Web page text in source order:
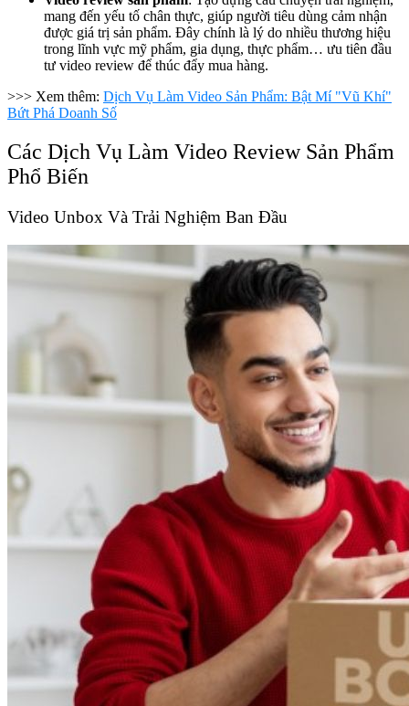
mang đến yếu tố chân thực, giúp người tiêu dùng cảm nhận
được giá trị sản phẩm. Đây chính là lý do nhiều thương hiệu
trong lĩnh vực mỹ phẩm, gia dụng, thực phẩm… ưu tiên đầu
tư video review để thúc đẩy mua hàng.
>>> Xem thêm: Dịch Vụ Làm Video Sản Phẩm: Bật Mí "Vũ Khí"
Bứt Phá Doanh Số
Các Dịch Vụ Làm Video Review Sản Phẩm
Phổ Biến
Video Unbox Và Trải Nghiệm Ban Đầu